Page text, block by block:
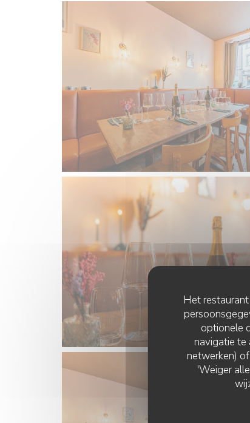
Het
optionele
navigatie te
netwerken)
'Weiger